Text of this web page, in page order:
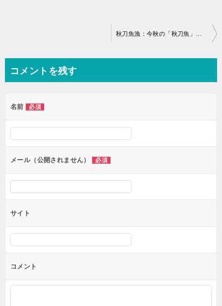
ビ
ー
シ
ン
秋刀魚漁：今秋の「秋刀魚」も上々ね！攻略と報酬【秋刀魚祭り2018】
コメントを残す
名前 必須
メール（公開されません） 必須
サイト
コメント